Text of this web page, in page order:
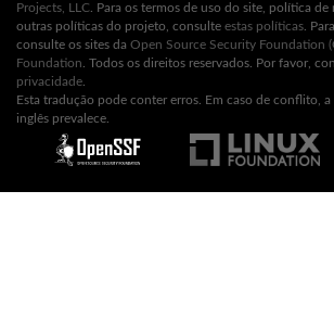
Projects, LLC . Para os termos de uso do site, política de
outras políticas do projeto, consulte estas políticas .
consulte os sites da Open Source Security Foundation
Foundation . Todos os direitos reservados. Por favor,
privacidade
Esta tradução pode conter erros. Em caso de conflito, a
inglês prevalece.